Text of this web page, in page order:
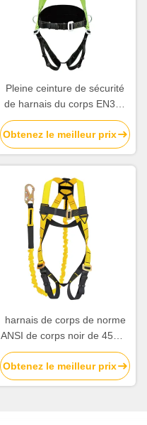
Pleine ceinture de sécurité
de harnais du corps EN358
D dorsal Ring Tongue Buckle
Legs 81cm - 121cm
Obtenez le meilleur prix
harnais de corps de norme
ANSI de corps noir de 45mm
de sécurité jaune de harnais
plein avec la lanière
Obtenez le meilleur prix